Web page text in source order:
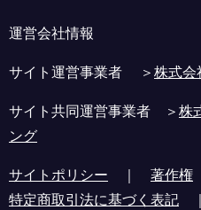
運営会社情報
サイト運営事業者 ＞株式会
サイト共同運営事業者 ＞株
ング
サイトポリシー ｜ 著作権
特定商取引法に基づく表記